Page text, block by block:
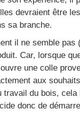
devraient être
sa branche.
il ne semble pas
Car, lorsque
une colle
aux
travail du bois, cela
donc de